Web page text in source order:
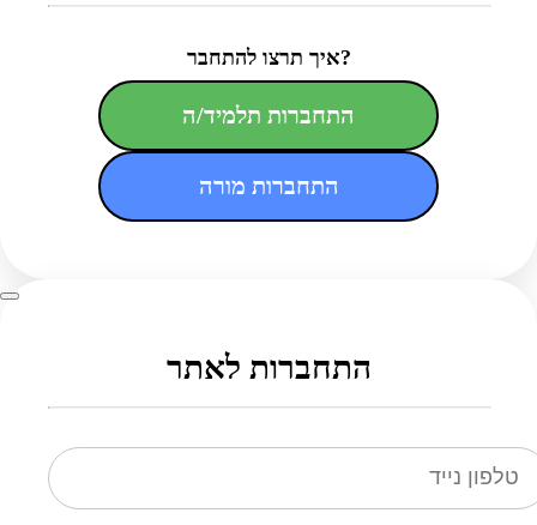
איך תרצו להתחבר?
התחברות תלמיד/ה
התחברות מורה
התחברות לאתר